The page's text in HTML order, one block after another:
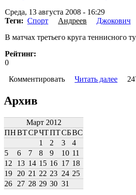
Среда, 13 августа 2008 - 16:29
Теги: Спорт Андреев Джокович
В матчах третьего круга
Рейтинг:
0
Комментировать
Читать далее
Архив
Март 2012
ПНВТСРЧТПТСБВС
1
2 3
4
5
6 7 8 9 10 11
12
13 14 15 16 17 18
19
20 21 22 23 24 25
26
27 28 29 30 31